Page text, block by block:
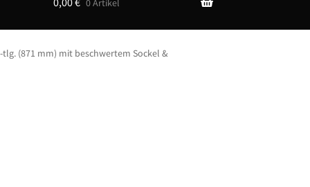
0 Artikel
(871 mm) mit beschwertem Sockel &